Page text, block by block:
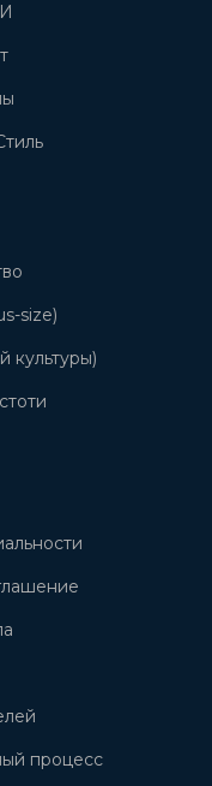
size)
культуры)
процесс